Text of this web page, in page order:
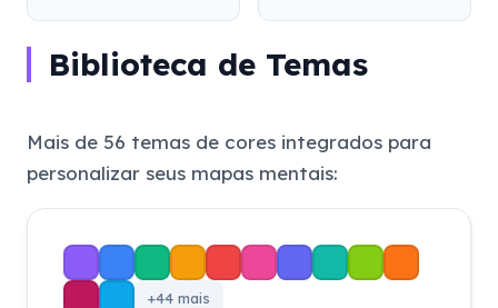
Biblioteca de Temas
Mais de 56 temas de cores integrados para
personalizar seus mapas mentais:
+44 mais